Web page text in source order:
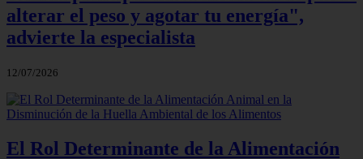
alterar el peso y agotar tu energía",
advierte la especialista
12/07/2026
El Rol Determinante de la Alimentación